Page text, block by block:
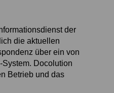
der
die aktuellen
über ein von
Docolution
Betrieb und das